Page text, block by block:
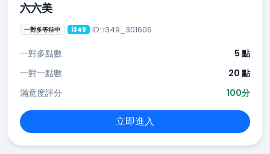
六六美
一對多等待中 i349 ID: i349_301606
一對多點數
5 點
一對一點數
20 點
滿意度評分
100分
立即進入